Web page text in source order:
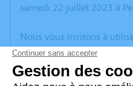
samedi 22 juillet 2023 à
Nous vous invitons à
vos condoléances,
anecdote ou exprimer vos
poèmes ou des textes.